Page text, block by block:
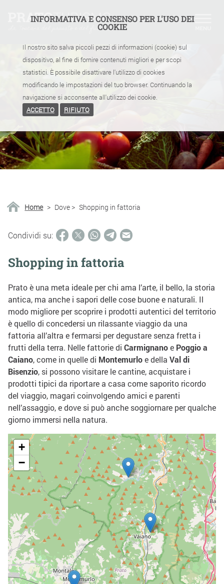
INFORMATIVA E CONSENSO PER L'USO DEI
COOKIE
Il nostro sito salva piccoli pezzi di informazioni (cookie) sul
dispositivo, al fine di fornire contenuti migliori e per scopi
statistici. È possibile disattivare l'utilizzo di cookies
modificando le impostazioni del tuo browser. Continuando la
navigazione si acconsente all'utilizzo dei cookie.
ACCETTO
RIFIUTO
Home > Dove > Shopping in fattoria
Condividi su:
Shopping in fattoria
Prato è una meta ideale per chi ama l’arte, il bello, la storia
antica, ma anche i sapori delle cose buone e naturali. Il
modo migliore per scoprire i prodotti autentici del territorio
è quello di concedersi un rilassante viaggio da una
fattoria all’altra e fermarsi per degustare senza fretta i
frutti della terra. Nelle fattorie di Carmignanoe Poggio a
Caiano, come in quelle di Montemurloe della Val di
Bisenzio, si possono visitare le cantine, acquistare i
prodotti tipici da riportare a casa come saporito ricordo
del viaggio, magari coinvolgendo amici e parenti
nell’assaggio, e dove si può anche soggiornare per qualche
giorno immersi nella natura.
+
−